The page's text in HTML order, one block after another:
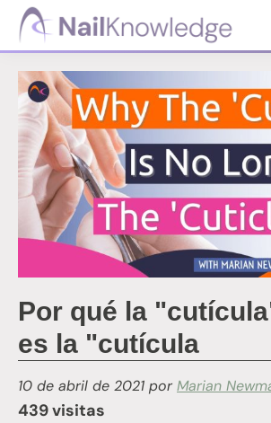
Saltar
principal
Saltar
de
página
Conocimientos
de
uñas
Por qué la
es la "cutícula
10 de abril de 2021 porMarian
439 visitas